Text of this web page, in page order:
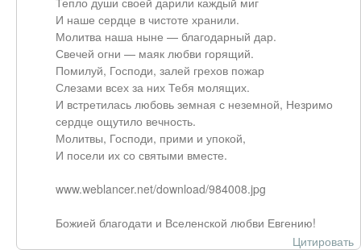
И наше сердце в чистоте хранили.
Молитва наша ныне — благодарный дар.
Свечей огни — маяк любви горящий.
Помилуй, Господи, залей грехов пожар
Слезами всех за них Тебя молящих.
И встретилась любовь земная с неземной, Незримо
сердце ощутило вечность.
Молитвы, Господи, прими и упокой,
И посели их со святыми вместе.
www.weblancer.net/download/984008.jpg
Божией благодати и Вселенской любви Евгению!
Цитировать